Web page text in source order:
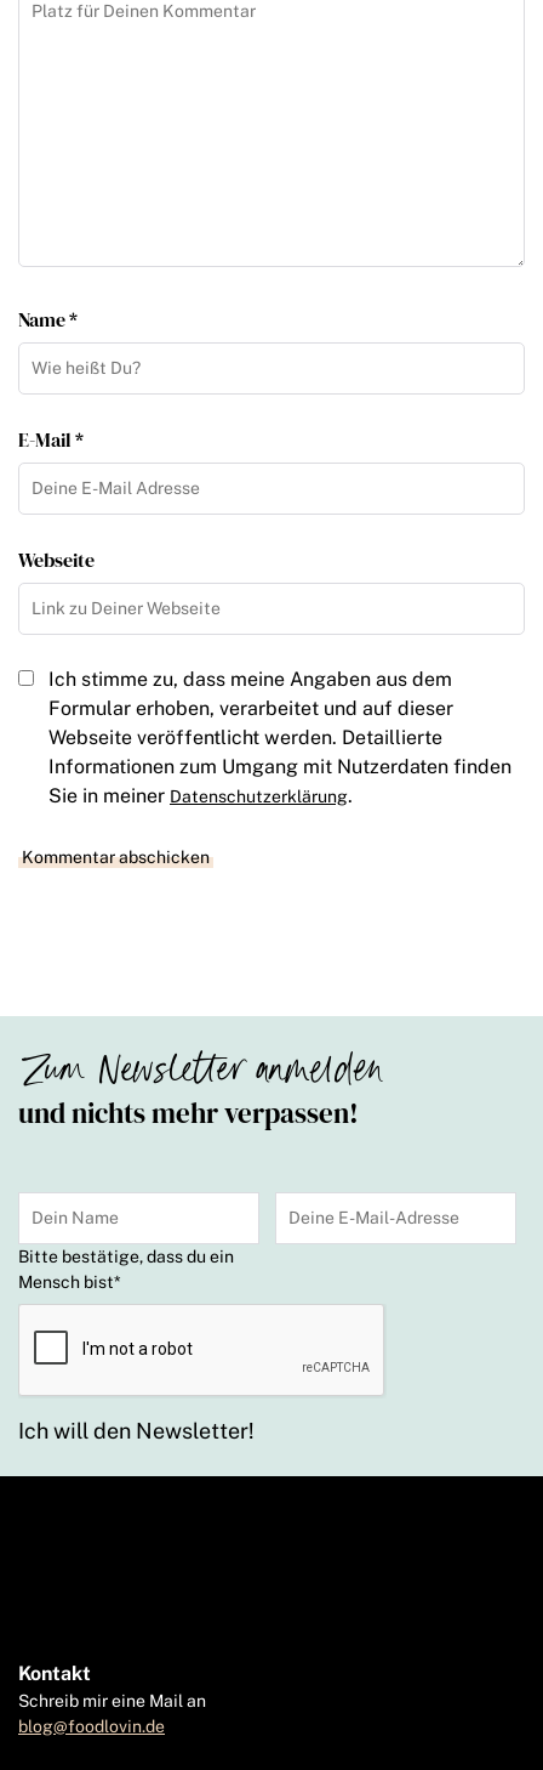
Name *
E-Mail *
Webseite
Ich stimme zu, dass meine Angaben aus dem
Formular erhoben, verarbeitet und auf dieser
Webseite veröffentlicht werden. Detaillierte
Informationen zum Umgang mit Nutzerdaten finden
Sie in meiner Datenschutzerklärung.
Zum Newsletter anmelden
und nichts mehr verpassen!
Bitte bestätige, dass du ein
Mensch bist*
Ich will den Newsletter!
Kontakt
Schreib mir eine Mail an
blog@foodlovin.de